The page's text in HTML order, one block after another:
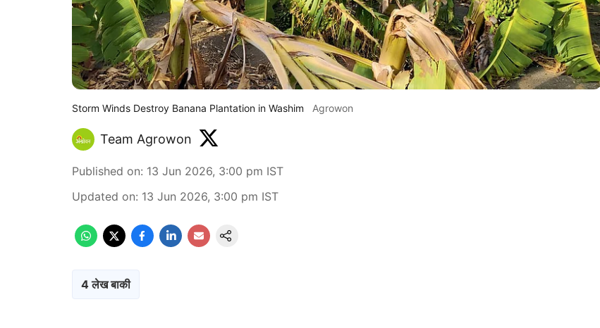
Storm Winds Destroy Banana Plantation in Washim Agrowon
Team Agrowon
Published on: 13 Jun 2026, 3:00 pm IST
Updated on: 13 Jun 2026, 3:00 pm IST
4 लेख बाकी